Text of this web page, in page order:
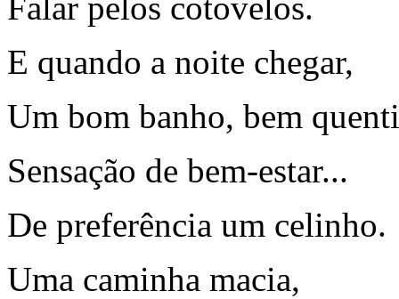
E quando a noite chegar,
Um bom banho, bem
Sensação de bem-estar...
De preferência um celinho.
Uma caminha macia,